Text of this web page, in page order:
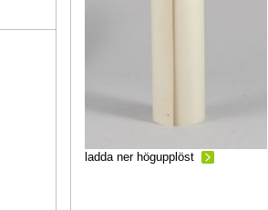
ladda ner högupplöst